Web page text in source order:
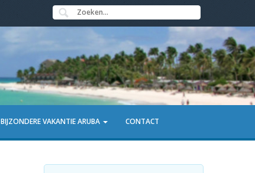
BIJZONDERE VAKANTIE ARUBA CONTACT